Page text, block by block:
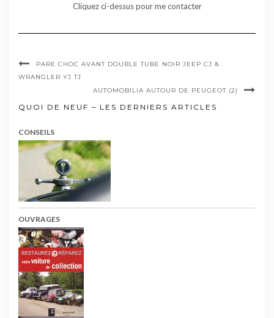
Cliquez ci-dessus pour me contacter
PARE CHOC AVANT DOUBLE TUBE NOIR JEEP CJ &
WRANGLER YJ TJ
AUTOMOBILIA AUTOUR DE PEUGEOT (2)
QUOI DE NEUF – LES DERNIERS ARTICLES
CONSEILS
OUVRAGES